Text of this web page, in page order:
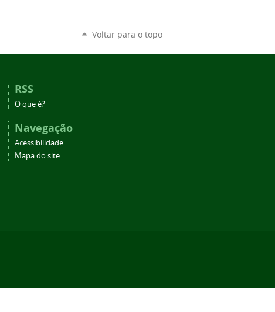
Voltar para o topo
RSS
O que é?
Navegação
Acessibilidade
Mapa do site